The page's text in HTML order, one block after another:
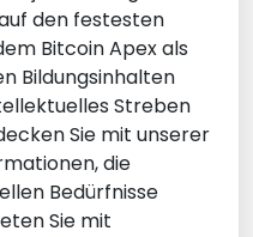
den festesten
Bitcoin Apex als
Bildungsinhalten
Streben
Sie mit unserer
die
Bedürfnisse
Sie mit